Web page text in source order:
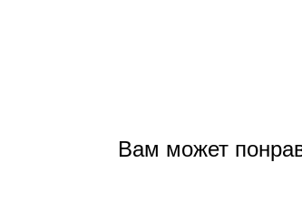
Вам может